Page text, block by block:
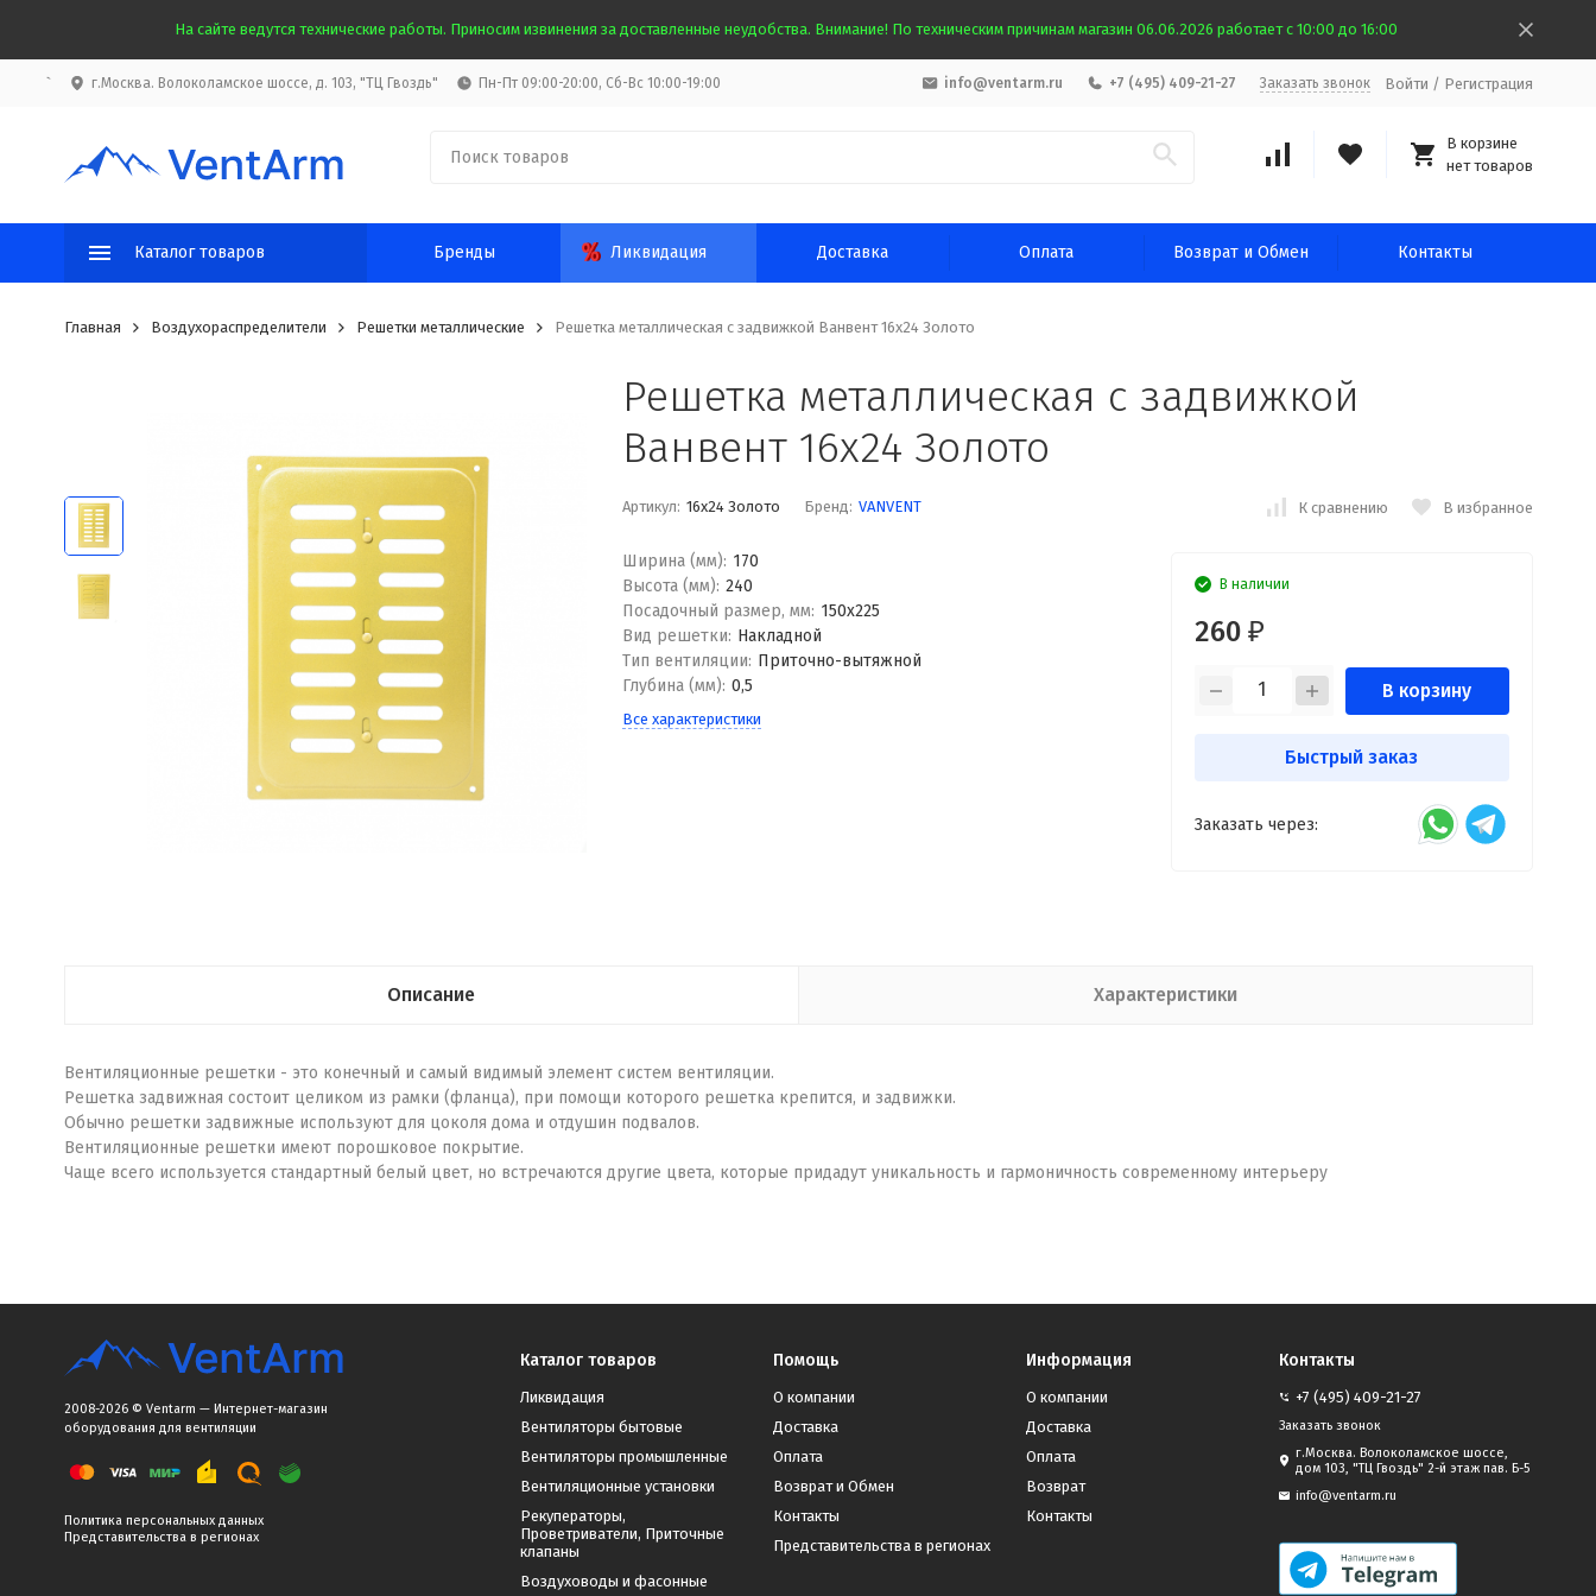
На сайте ведутся технические работы. Приносим извинения за доставленные неудобства. Внимание! По техническим причинам магазин 06.06.2026 работает с 10:00 до 16:00
` г.Москва. Волоколамское шоссе, д. 103, "ТЦ Гвоздь" Пн-Пт 09:00-20:00, Сб-Вс 10:00-19:00 info@ventarm.ru +7 (495) 409-21-27 Заказать звонок Войти / Регистрация
В корзине
нет товаров
Каталог товаров Бренды Ликвидация Доставка Оплата Возврат и Обмен Контакты
Главная Воздухораспределители Решетки металлические Решетка металлическая с задвижкой Ванвент 16х24 Золото
Решетка металлическая с задвижкой
Ванвент 16х24 Золото
Артикул: 16х24 Золото Бренд: VANVENT К сравнению В избранное
Ширина (мм): 170
Высота (мм): 240
Посадочный размер, мм: 150x225
Вид решетки: Накладной
Тип вентиляции: Приточно-вытяжной
Глубина (мм): 0,5
Все характеристики
В наличии
260 ₽
В корзину
Быстрый заказ
Заказать через:
Описание Характеристики
Вентиляционные решетки - это конечный и самый видимый элемент систем вентиляции.
Решетка задвижная состоит целиком из рамки (фланца), при помощи которого решетка крепится, и задвижки.
Обычно решетки задвижные используют для цоколя дома и отдушин подвалов.
Вентиляционные решетки имеют порошковое покрытие.
Чаще всего используется стандартный белый цвет, но встречаются другие цвета, которые придадут уникальность и гармоничность современному интерьеру
2008-2026 © Ventarm — Интернет-магазин
оборудования для вентиляции
Политика персональных данных
Представительства в регионах
Каталог товаров
Ликвидация
Вентиляторы бытовые
Вентиляторы промышленные
Вентиляционные установки
Рекуператоры,
Проветриватели, Приточные
клапаны
Воздуховоды и фасонные
Помощь
О компании
Доставка
Оплата
Возврат и Обмен
Контакты
Представительства в регионах
Информация
О компании
Доставка
Оплата
Возврат
Контакты
Контакты
+7 (495) 409-21-27
Заказать звонок
г.Москва. Волоколамское шоссе,
дом 103, "ТЦ Гвоздь" 2-й этаж пав. Б-5
info@ventarm.ru